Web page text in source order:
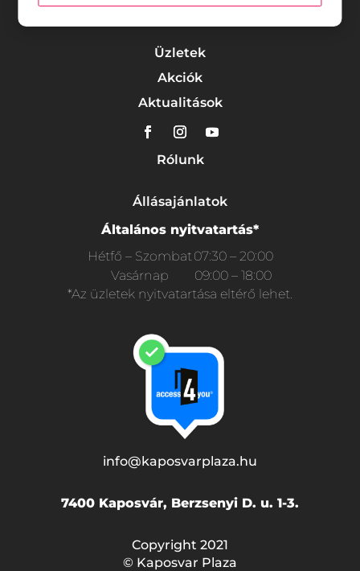
Üzletek
Akciók
Aktualitások
Rólunk
Állásajánlatok
Általános nyitvatartás*
Hétfő – Szombat07:30 – 20:00
Vasárnap
09:00 – 18:00
*Az üzletek nyitvatartása eltérő lehet.
info@kaposvarplaza.hu
7400 Kaposvár, Berzsenyi D. u. 1-3.
Copyright 2021
© Kaposvar Plaza